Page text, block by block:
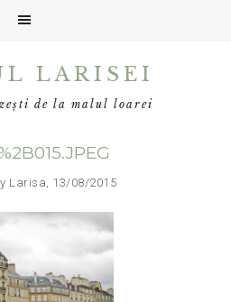
LARISEI
de la malul loarei
13/08/2015